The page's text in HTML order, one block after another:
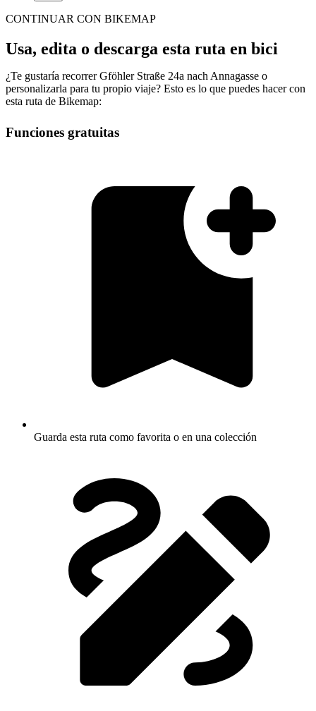
CONTINUAR CON BIKEMAP
Usa, edita o descarga esta ruta en bici
¿Te gustaría recorrer Gföhler Straße 24a nach Annagasse o
personalizarla para tu propio viaje? Esto es lo que puedes hacer con
esta ruta de Bikemap:
Funciones gratuitas
Guarda esta ruta como favorita o en una colección